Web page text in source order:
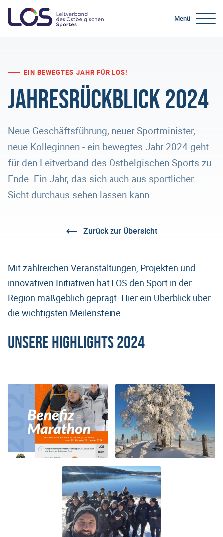
Menü
EIN BEWEGTES JAHR FÜR LOS!
Jahresrückblick 2024
Neue Geschäftsführung, neuer Sportminister,
neue Kolleginnen - ein bewegtes Jahr 2024 geht
für den Leitverband des Ostbelgischen Sports zu
Ende. Ein Jahr, das sich auch aus sportlicher
Sicht durchaus sehen lassen kann.
Zurück zur Übersicht
Mit zahlreichen Veranstaltungen, Projekten und
innovativen Initiativen hat LOS den Sport in der
Region maßgeblich geprägt. Hier ein Überblick über
die wichtigsten Meilensteine.
Unsere Highlights 2024